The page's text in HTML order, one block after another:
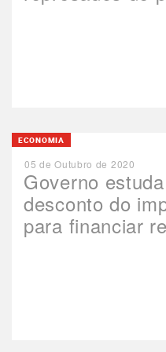
Governo
desconto do
para financiar
ECONOMIA
05 de Outubro de 2020